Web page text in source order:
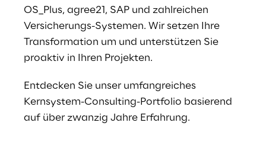
OS_Plus, agree21, SAP und zahlreichen
Versicherungs-Systemen. Wir setzen Ihre
Transformation um und unterstützen Sie
proaktiv in Ihren Projekten.
Entdecken Sie unser umfangreiches
Kernsystem-Consulting-Portfolio basierend
auf über zwanzig Jahre Erfahrung.